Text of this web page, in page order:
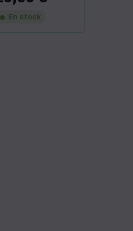
En stock